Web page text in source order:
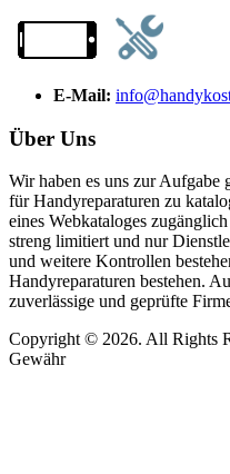
E-Mail:
Über Uns
Wir haben es uns zur Aufgabe
für Handyreparaturen zu
eines Webkataloges
streng limitiert und nur
und weitere Kontrollen
Handyreparaturen bestehen.
zuverlässige und geprüfte
Copyright © 2026. All Rights
Gewähr